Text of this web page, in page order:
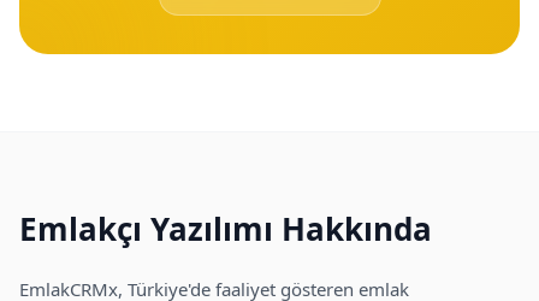
Emlakçı Yazılımı Hakkında
EmlakCRMx, Türkiye'de faaliyet gösteren emlak